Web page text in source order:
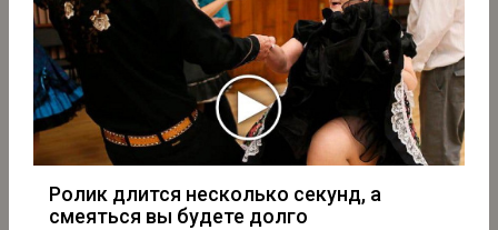
Ролик длится несколько секунд, а
смеяться вы будете долго